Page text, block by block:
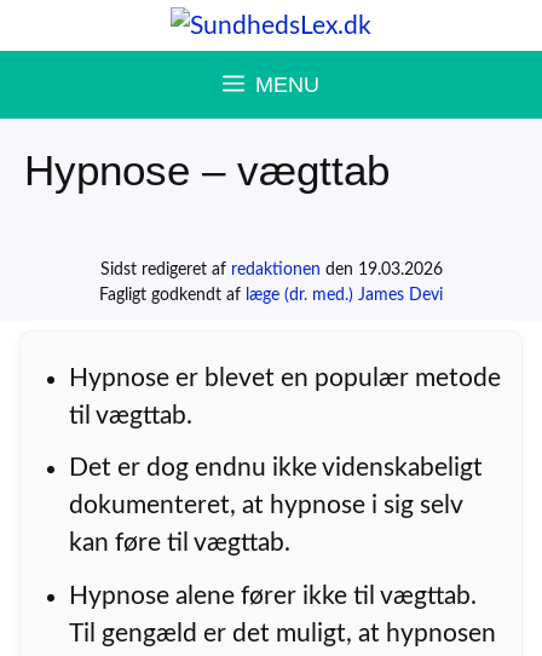
til
MENU
Hypnose – vægttab
Sidst redigeret af redaktionen den 19.03.2026
Fagligt godkendt af læge (dr. med.) James Devi
Hypnose er blevet en populær metode
til vægttab.
Det er dog endnu ikke videnskabeligt
dokumenteret, at hypnose i sig selv
kan føre til vægttab.
Hypnose alene fører ikke til vægttab.
Til gengæld er det muligt, at hypnosen